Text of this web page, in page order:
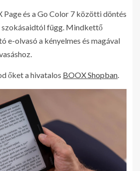
Page és a Go Color 7 közötti döntés
szokásaidtól függ. Mindkettő
e-olvasó a kényelmes és magával
őket a hivatalos BOOX Shopban.